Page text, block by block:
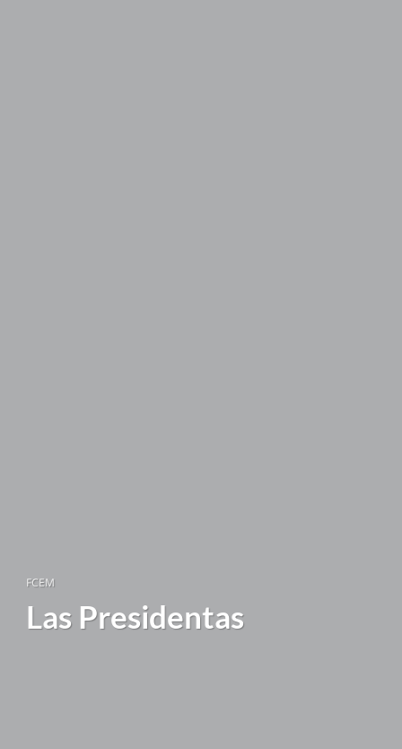
FCEM
Las Presidentas